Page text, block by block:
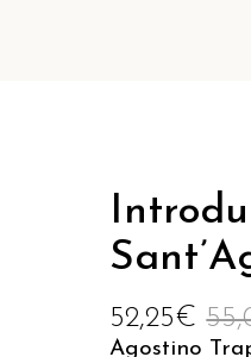
52,25€
Agostino